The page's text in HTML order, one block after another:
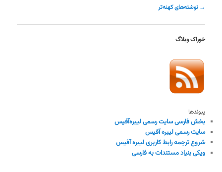
ناوبری
→ نوشته‌های کهنه‌تر
خوراک وبلاگ
پیوندها
بخش فارسی سایت رسمی لیبره‌آفیس
سایت رسمی لیبره آفیس
شروع ترجمه رابط کاربری لیبره آفیس
ویکی بنیاد مستندات به فارسی